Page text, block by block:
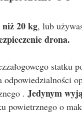
20 kg, lub
drona.
. Jedynym
powietrznego o